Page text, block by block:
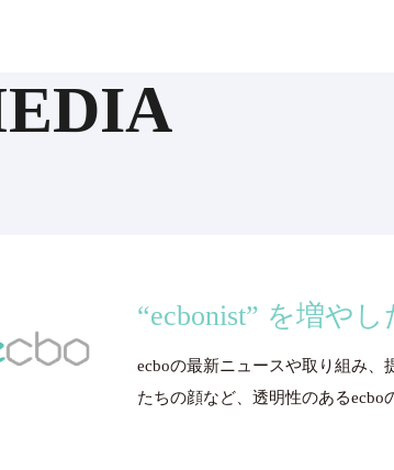
“ecbonist” を増やし
ecboの最新ニュースや取り組み、
たちの顔など、透明性のあるecbo